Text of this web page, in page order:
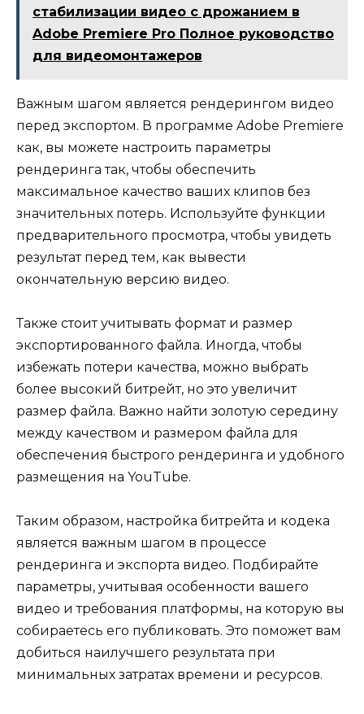
стабилизации видео с дрожанием в
Adobe Premiere Pro Полное руководство
для видеомонтажеров
Важным шагом является рендерингом видео
перед экспортом. В программе Adobe Premiere
как, вы можете настроить параметры
рендеринга так, чтобы обеспечить
максимальное качество ваших клипов без
значительных потерь. Используйте функции
предварительного просмотра, чтобы увидеть
результат перед тем, как вывести
окончательную версию видео.
Также стоит учитывать формат и размер
экспортированного файла. Иногда, чтобы
избежать потери качества, можно выбрать
более высокий битрейт, но это увеличит
размер файла. Важно найти золотую середину
между качеством и размером файла для
обеспечения быстрого рендеринга и удобного
размещения на YouTube.
Таким образом, настройка битрейта и кодека
является важным шагом в процессе
рендеринга и экспорта видео. Подбирайте
параметры, учитывая особенности вашего
видео и требования платформы, на которую вы
собираетесь его публиковать. Это поможет вам
добиться наилучшего результата при
минимальных затратах времени и ресурсов.